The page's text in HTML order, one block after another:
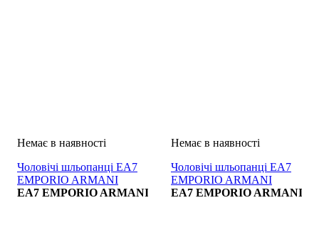
Чоловічі шльопанці EA7
EMPORIO ARMANI
SHOES BEACHWEAR
EA7 EMPORIO ARMANI
Чоловічі шльопанці EA7
EMPORIO ARMANI
SHOES BEACHWEAR
EA7 EMPORIO ARMANI